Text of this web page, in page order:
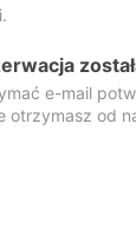
e-mail
otrzymasz od